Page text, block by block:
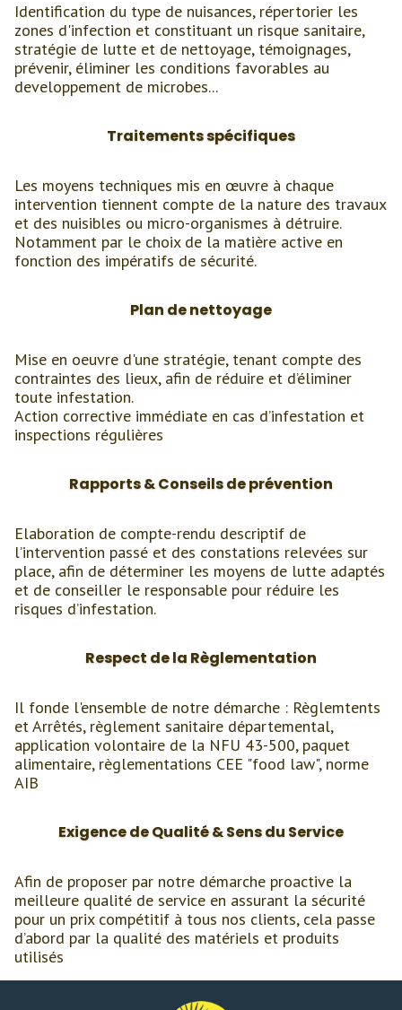
Identification du type de nuisances, répertorier les
zones d'infection et constituant un risque sanitaire,
stratégie de lutte et de nettoyage, témoignages,
prévenir, éliminer les conditions favorables au
developpement de microbes...
Traitements spécifiques
Les moyens techniques mis en œuvre à chaque
intervention tiennent compte de la nature des travaux
et des nuisibles ou micro-organismes à détruire.
Notamment par le choix de la matière active en
fonction des impératifs de sécurité.
Plan de nettoyage
Mise en oeuvre d'une stratégie, tenant compte des
contraintes des lieux, afin de réduire et d’éliminer
toute infestation.
Action corrective immédiate en cas d’infestation et
inspections régulières
Rapports & Conseils de prévention
Elaboration de compte-rendu descriptif de
l’intervention passé et des constations relevées sur
place, afin de déterminer les moyens de lutte adaptés
et de conseiller le responsable pour réduire les
risques d’infestation.
Respect de la Règlementation
Il fonde l'ensemble de notre démarche : Règlemtents
et Arrêtés, règlement sanitaire départemental,
application volontaire de la NFU 43-500, paquet
alimentaire, règlementations CEE "food law", norme
AIB
Exigence de Qualité & Sens du Service
Afin de proposer par notre démarche proactive la
meilleure qualité de service en assurant la sécurité
pour un prix compétitif à tous nos clients, cela passe
d’abord par la qualité des matériels et produits
utilisés